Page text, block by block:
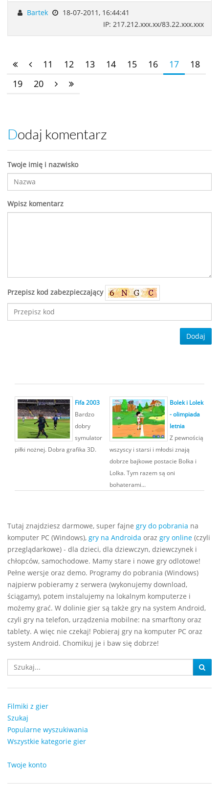
Bartek
18-07-2011, 16:44:41
IP: 217.212.xxx.xx/83.22.xxx.xxx
11 12 13 14 15 16 17
18
19
20
Dodaj komentarz
Twoje imię i nazwisko
Wpisz komentarz
Przepisz kod zabezpieczający
Dodaj
Fifa 2003
Bardzo
dobry
symulator
piłki nożnej. Dobra grafika 3D.
Bolek i Lolek
- olimpiada
letnia
Z pewnością
wszyscy i starsi i młodsi znają
dobrze bajkowe postacie Bolka i
Lolka. Tym razem są oni
bohaterami...
Tutaj znajdziesz darmowe, super fajne gry do pobrania na
komputer PC (Windows), gry na Androida oraz gry online (czyli
przeglądarkowe) - dla dzieci, dla dziewczyn, dziewczynek i
chłopców, samochodowe. Mamy stare i nowe gry odlotowe!
Pełne wersje oraz demo. Programy do pobrania (Windows)
najpierw pobieramy z serwera (wykonujemy download,
ściągamy), potem instalujemy na lokalnym komputerze i
możemy grać. W dolinie gier są także gry na system Android,
czyli gry na telefon, urządzenia mobilne: na smarftony oraz
tablety. A więc nie czekaj! Pobieraj gry na komputer PC oraz
system Android. Chomikuj je i baw się dobrze!
Filmiki z gier
Szukaj
Popularne wyszukiwania
Wszystkie kategorie gier
Twoje konto